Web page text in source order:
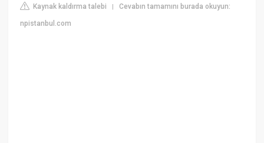
Kaynak kaldırma talebi |Cevabın tamamını burada okuyun:
npistanbul.com